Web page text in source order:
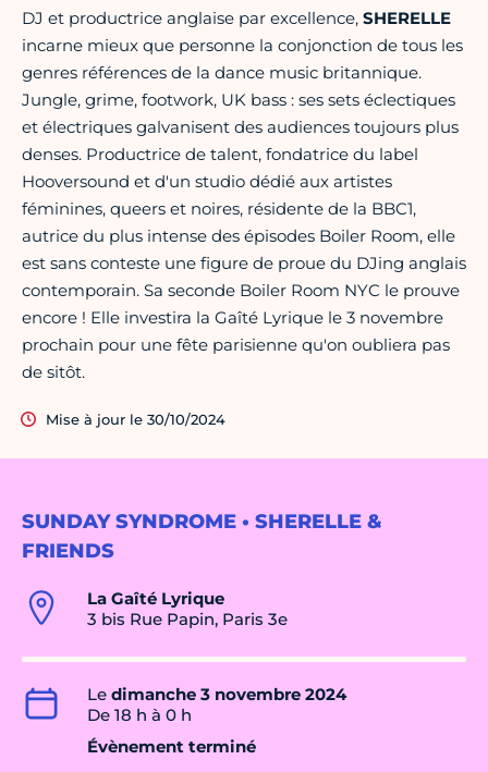
SUNDAY SYNDROME • SHERELLE &
FRIENDS
La Gaîté Lyrique
3 bis Rue Papin, Paris 3e
Le dimanche 3 novembre 2024
De 18 h à 0 h
Évènement terminé
DJ et productrice anglaise par excellence, SHERELLE
incarne mieux que personne la conjonction de tous les
genres références de la dance music britannique.
Jungle, grime, footwork, UK bass : ses sets éclectiques
et électriques galvanisent des audiences toujours plus
denses. Productrice de talent, fondatrice du label
Hooversound et d'un studio dédié aux artistes
féminines, queers et noires, résidente de la BBC1,
autrice du plus intense des épisodes Boiler Room, elle
est sans conteste une figure de proue du DJing anglais
contemporain. Sa seconde Boiler Room NYC le prouve
encore ! Elle investira la Gaîté Lyrique le 3 novembre
prochain pour une fête parisienne qu'on oubliera pas
de sitôt.
Mise à jour le 30/10/2024